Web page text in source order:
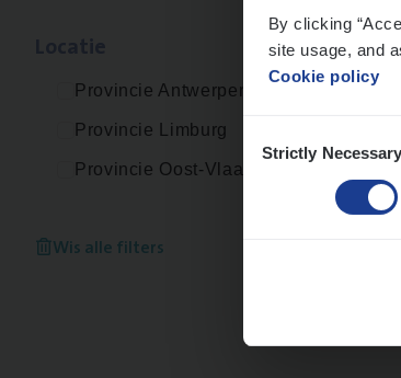
By clicking
site usage, and
Cookie policy
Selection
Strictly
Provincie Antwerpen
Provincie Limburg
Provincie Oost-Vlaanderen
Wis alle filters